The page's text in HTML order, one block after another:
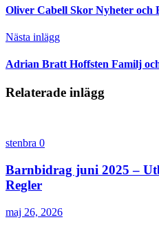
Oliver Cabell Skor Nyheter och
Nästa inlägg
Adrian Bratt Hoffsten Familj
Relaterade inlägg
stenbra 0
Barnbidrag juni 2025 –
Regler
maj 26, 2026